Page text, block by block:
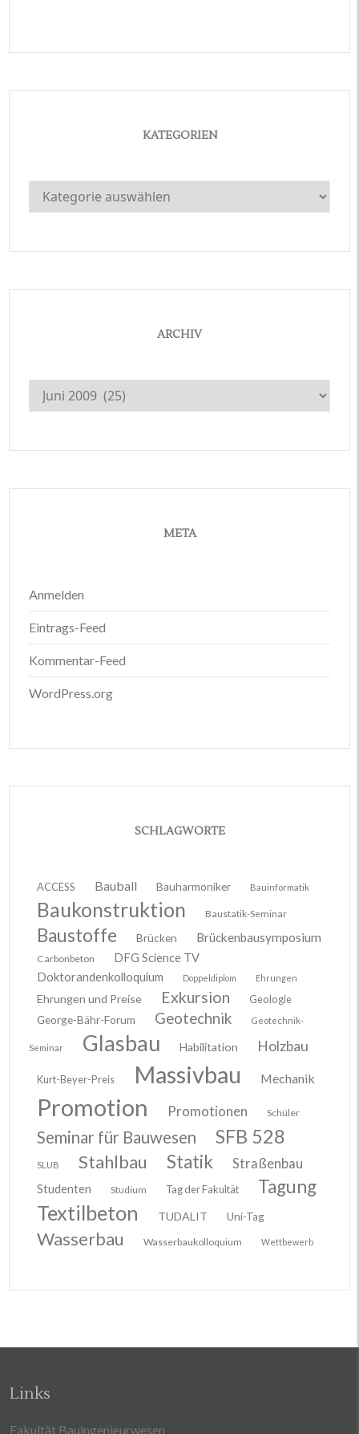
KATEGORIEN
Kategorien
ARCHIV
Archiv
META
Anmelden
Eintrags-Feed
Kommentar-Feed
WordPress.org
SCHLAGWORTE
ACCESS Bauball Bauharmoniker Bauinformatik
Baukonstruktion Baustatik-Seminar
Baustoffe Brücken Brückenbausymposium
Carbonbeton
DFG Science TV
Doktorandenkolloquium
Doppeldiplom Ehrungen
Ehrungen und Preise Exkursion
Geologie
George-Bähr-Forum
Geotechnik Geotechnik-
Seminar Glasbau Habilitation Holzbau
Kurt-Beyer-Preis Massivbau Mechanik
Promotion Promotionen Schüler
Seminar für Bauwesen SFB 528
SLUB Stahlbau Statik Straßenbau
Studenten Studium Tag der Fakultät Tagung
Textilbeton TUDALIT Uni-Tag
Wasserbau Wasserbaukolloquium Wettbewerb
Links
Fakultät Bauingenieurwesen